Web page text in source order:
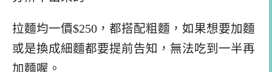
拉麵均一價$250，都搭配粗麵，如果想要加麵
或是換成細麵都要提前告知，無法吃到一半再
加麵喔。